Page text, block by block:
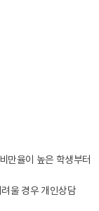
만율이 높은 학생부터
울 경우 개인상담